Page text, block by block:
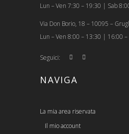
Lun – Ven 7:30 – 19:30 | Sab
Via Don Borio, 18 – 10095 –
Lun – Ven 8:00 – 13:30 | 16:00 –
Seguici:
NAVIGA
La mia area riservata
Il mio account